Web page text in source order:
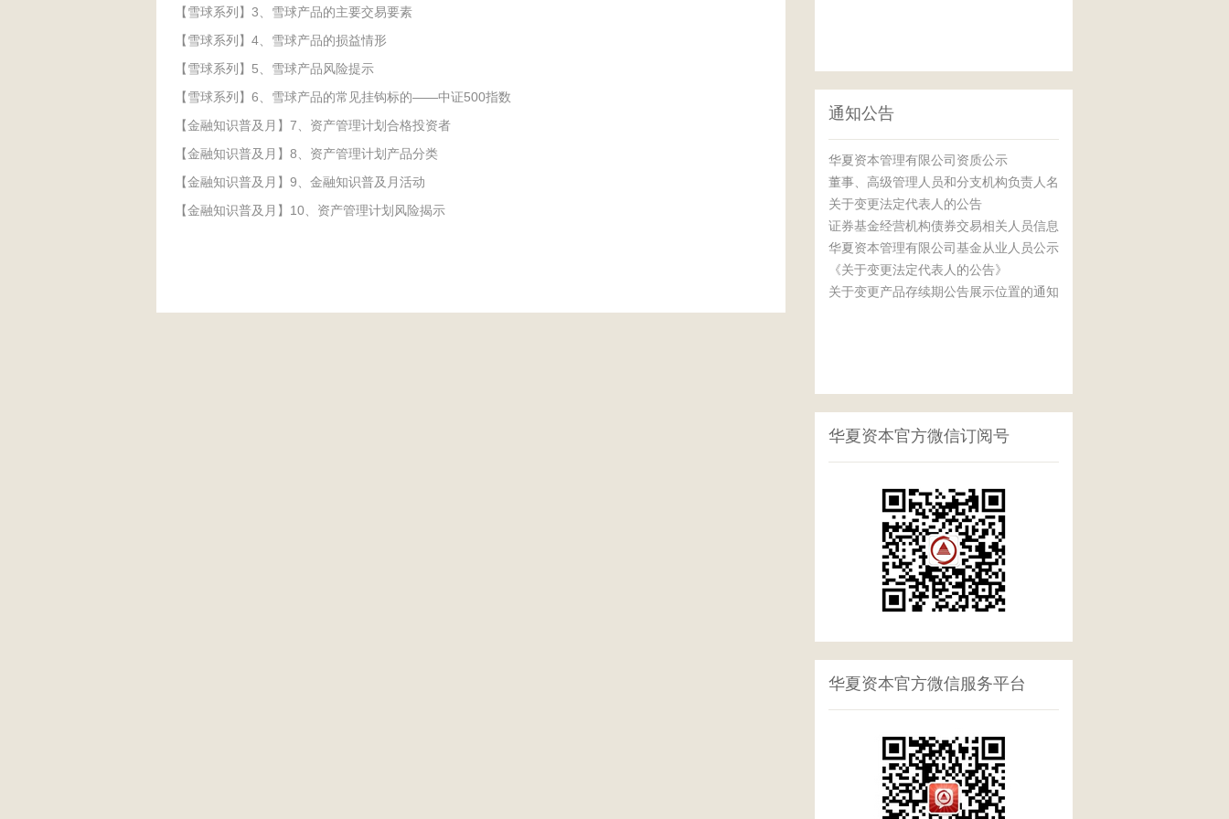
【雪球系列】3、雪球产品的主要交易要素
【雪球系列】4、雪球产品的损益情形
【雪球系列】5、雪球产品风险提示
【雪球系列】6、雪球产品的常见挂钩标的——中证500指数
【金融知识普及月】7、资产管理计划合格投资者
【金融知识普及月】8、资产管理计划产品分类
【金融知识普及月】9、金融知识普及月活动
【金融知识普及月】10、资产管理计划风险揭示
通知公告
华夏资本管理有限公司资质公示
董事、高级管理人员和分支机构负责人名
单
关于变更法定代表人的公告
证券基金经营机构债券交易相关人员信息
公示表
华夏资本管理有限公司基金从业人员公示
《关于变更法定代表人的公告》
关于变更产品存续期公告展示位置的通知
华夏资本官方微信订阅号
华夏资本官方微信服务平台